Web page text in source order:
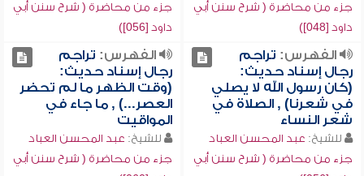
جزء من محاضرة ( شرح سنن أبي
داود [048])
جزء من محاضرة ( شرح سنن أبي
داود [056])
الفهرس: تراجم
رجال إسناد حديث:
(كان رسول الله لا يصلي
في شعرنا) , الصلاة في
شعر النساء
للشيخ: عبد المحسن العباد
جزء من محاضرة ( شرح سنن أبي
الفهرس: تراجم
رجال إسناد حديث:
(وقت الظهر ما لم تحضر
العصر...) , ما جاء في
المواقيت
للشيخ: عبد المحسن العباد
جزء من محاضرة ( شرح سنن أبي